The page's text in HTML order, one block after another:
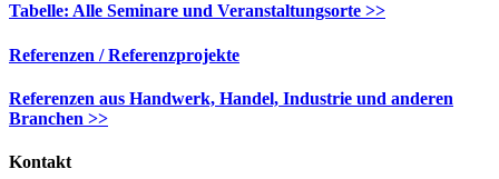
Tabelle: Alle Seminare und Veranstaltungsorte >>
Referenzen / Referenzprojekte
Referenzen aus Handwerk, Handel, Industrie und anderen
Branchen >>
Kontakt